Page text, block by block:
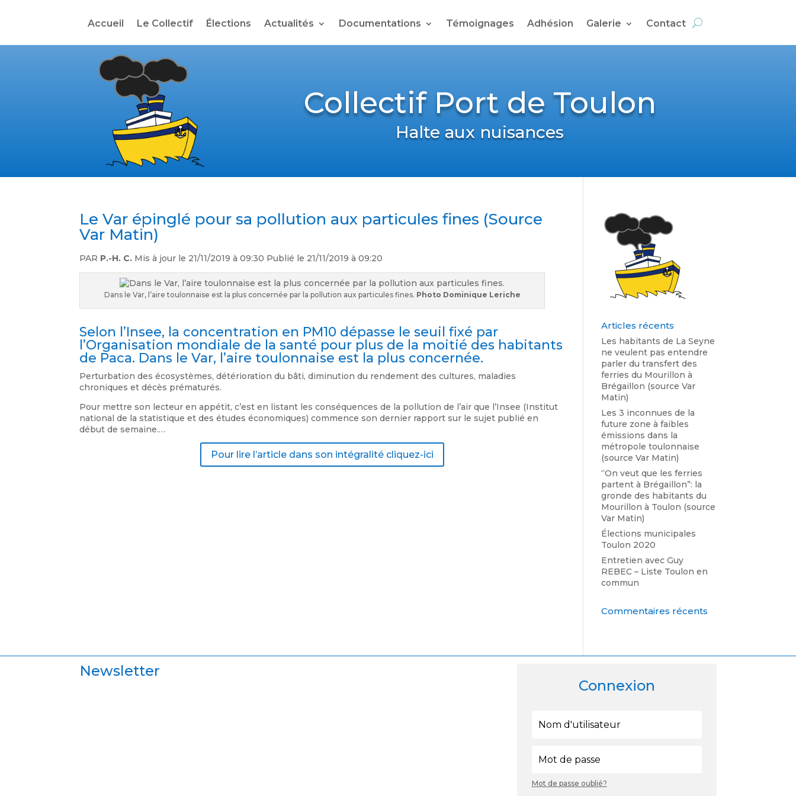
Accueil Le Collectif Élections Actualités Documentations Témoignages Adhésion Galerie Contact
Collectif Port de Toulon
Halte aux nuisances
Le Var épinglé pour sa pollution aux particules fines (Source
Var Matin)
PAR P.-H. C. Mis à jour le 21/11/2019 à 09:30 Publié le 21/11/2019 à 09:20
Dans le Var, l’aire toulonnaise est la plus concernée par la pollution aux particules fines. Photo Dominique Leriche
Selon l’Insee, la concentration en PM10 dépasse le seuil fixé par
l’Organisation mondiale de la santé pour plus de la moitié des habitants
de Paca. Dans le Var, l’aire toulonnaise est la plus concernée.
Perturbation des écosystèmes, détérioration du bâti, diminution du rendement des cultures, maladies
chroniques et décès prématurés.
Pour mettre son lecteur en appétit, c’est en listant les conséquences de la pollution de l’air que l’Insee (Institut
national de la statistique et des études économiques) commence son dernier rapport sur le sujet publié en
début de semaine.…
Pour lire l’article dans son intégralité cliquez-ici
Articles récents
Les habitants de La Seyne
ne veulent pas entendre
parler du transfert des
ferries du Mourillon à
Brégaillon (source Var
Matin)
Les 3 inconnues de la
future zone à faibles
émissions dans la
métropole toulonnaise
(source Var Matin)
“On veut que les ferries
partent à Brégaillon”: la
gronde des habitants du
Mourillon à Toulon (source
Var Matin)
Élections municipales
Toulon 2020
Entretien avec Guy
REBEC – Liste Toulon en
commun
Commentaires récents
Newsletter
Connexion
Mot de passe oublié?